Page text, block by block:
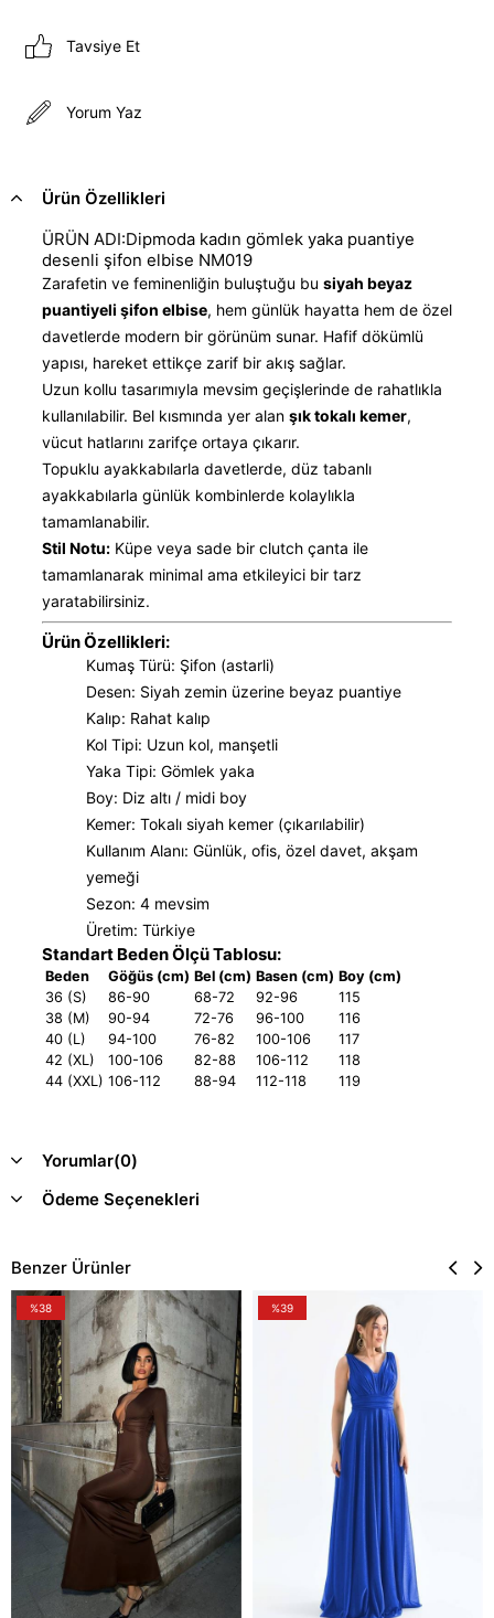
Tavsiye Et
Yorum Yaz
Ürün Özellikleri
ÜRÜN ADI:Dipmoda kadın gömlek yaka puantiye
desenli şifon elbise NM019
Zarafetin ve feminenliğin buluştuğu bu siyah beyaz
puantiyeli şifon elbise, hem günlük hayatta hem de özel
davetlerde modern bir görünüm sunar. Hafif dökümlü
yapısı, hareket ettikçe zarif bir akış sağlar.
Uzun kollu tasarımıyla mevsim geçişlerinde de rahatlıkla
kullanılabilir. Bel kısmında yer alan şık tokalı kemer,
vücut hatlarını zarifçe ortaya çıkarır.
Topuklu ayakkabılarla davetlerde, düz tabanlı
ayakkabılarla günlük kombinlerde kolaylıkla
tamamlanabilir.
Stil Notu: Küpe veya sade bir clutch çanta ile
tamamlanarak minimal ama etkileyici bir tarz
yaratabilirsiniz.
Ürün Özellikleri:
Kumaş Türü: Şifon (astarli)
Desen: Siyah zemin üzerine beyaz puantiye
Kalıp: Rahat kalıp
Kol Tipi: Uzun kol, manşetli
Yaka Tipi: Gömlek yaka
Boy: Diz altı / midi boy
Kemer: Tokalı siyah kemer (çıkarılabilir)
Kullanım Alanı: Günlük, ofis, özel davet, akşam
yemeği
Sezon: 4 mevsim
Üretim: Türkiye
Standart Beden Ölçü Tablosu:
Beden Göğüs (cm) Bel (cm) Basen (cm) Boy (cm)
36 (S)
86-90 68-72 92-96
115
38 (M)
90-94 72-76 96-100
116
40 (L)
94-100 76-82 100-106
117
42 (XL)
100-106 82-88 106-112
118
44 (XXL) 106-112 88-94 112-118 119
Yorumlar(0)
Ödeme Seçenekleri
Benzer Ürünler
%38 %39